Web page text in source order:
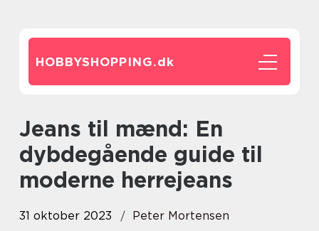
HOBBYSHOPPING.dk
Jeans til mænd: En
dybdegående guide til
moderne herrejeans
31 oktober 2023
Peter Mortensen